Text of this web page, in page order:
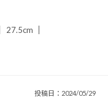
27.5cm
投稿日：2024/05/29